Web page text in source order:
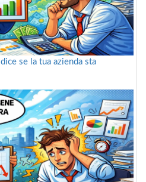
se la tua azienda sta